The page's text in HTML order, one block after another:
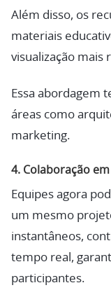
Além disso, os
materiais
visualização mais
Essa abordagem
áreas como
marketing.
4. Colaboração
Equipes agora
um mesmo
instantâneos,
tempo real,
participantes.